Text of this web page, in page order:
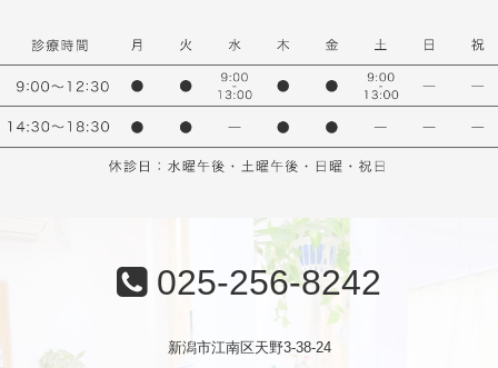
025-256-8242
新潟市江南区天野3-38-24